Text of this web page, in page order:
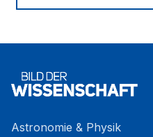
Astronomie & Physik